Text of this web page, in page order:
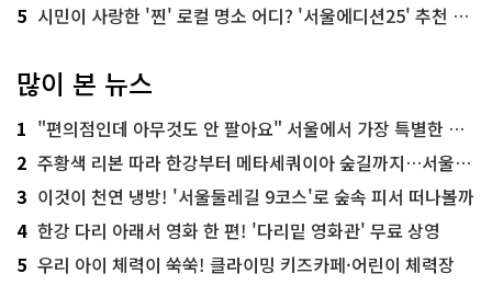
5 시민이 사랑한 '찐' 로컬 명소 어디? '서울에디션25' 추천 코스
많이 본 뉴스
1 "편의점인데 아무것도 안 팔아요" 서울에서 가장 특별한 편의점의 정체
2 주황색 리본 따라 한강부터 메타세쿼이아 숲길까지…서울둘레길 15코스
3 이것이 천연 냉방! '서울둘레길 9코스'로 숲속 피서 떠나볼까
4 한강 다리 아래서 영화 한 편! '다리밑 영화관' 무료 상영
5 우리 아이 체력이 쑥쑥! 클라이밍 키즈카페·어린이 체력장